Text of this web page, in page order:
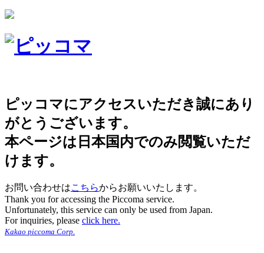
ピッコマにアクセスいただき誠にあり
がとうございます。
本ページは日本国内でのみ閲覧いただ
けます。
お問い合わせはこちらからお願いいたします。
Thank you for accessing the Piccoma service.
Unfortunately, this service can only be used from Japan.
For inquiries, please click here.
Kakao piccoma Corp.